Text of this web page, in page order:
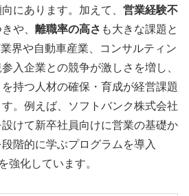
にあります。加えて、 営業経験不
や、 離職率の高さ も大きな課題と
界や自動車産業、コンサルティン
入企業との競争が激しさを増し、
を持つ人材の確保・育成が経営課題
。例えば、ソフトバンク株式会社
けて新卒社員向けに営業の基礎か
階的に学ぶプログラムを導入
強化しています。